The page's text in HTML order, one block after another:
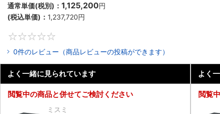
通常単価(税別)： 1,125,200円
(税込単価)： 1,237,720円
0件のレビュー（商品レビューの投稿ができます）
よく一緒に見られています
閲覧中の商品と併せてご検討ください
ミスミ
よく
閲覧